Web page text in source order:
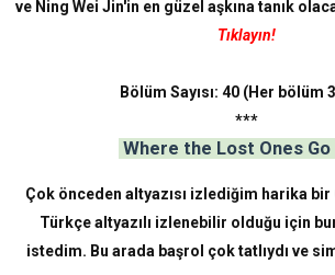
ve Ning Wei Jin'in en güzel aşkına tanık
Tıklayın!
Bölüm Sayısı: 40 (Her bölüm
***
Where the Lost Ones Go
Çok önceden altyazısı izlediğim harika
Türkçe altyazılı izlenebilir olduğu için
istedim. Bu arada başrol çok tatlıydı ve